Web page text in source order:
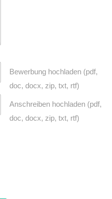
Bewerbung hochladen (pdf,
doc, docx, zip, txt, rtf)
Anschreiben hochladen (pdf,
doc, docx, zip, txt, rtf)